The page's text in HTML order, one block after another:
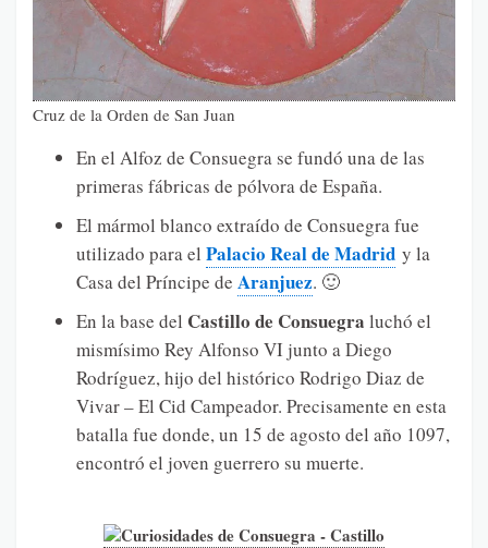
Cruz de la Orden de San Juan
En el Alfoz de Consuegra se fundó una de las
primeras fábricas de pólvora de España.
El mármol blanco extraído de Consuegra fue
utilizado para el Palacio Real de Madrid y la
Casa del Príncipe de Aranjuez. 🙂
En la base del Castillo de Consuegra luchó el
mismísimo Rey Alfonso VI junto a Diego
Rodríguez, hijo del histórico Rodrigo Diaz de
Vivar – El Cid Campeador. Precisamente en esta
batalla fue donde, un 15 de agosto del año 1097,
encontró el joven guerrero su muerte.